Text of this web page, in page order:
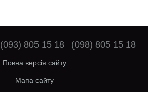
(093) 805 15 18 (098) 805 15 18
Повна версія сайту
Мапа сайту